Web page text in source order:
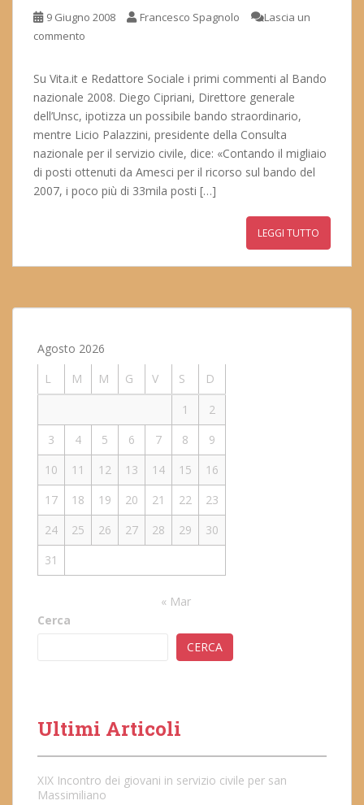
9 Giugno 2008 Francesco Spagnolo
Lascia un
commento
Su Vita.it e Redattore Sociale i primi commenti al Bando
nazionale 2008. Diego Cipriani, Direttore generale
dell’Unsc, ipotizza un possibile bando straordinario,
mentre Licio Palazzini, presidente della Consulta
nazionale per il servizio civile, dice: «Contando il migliaio
di posti ottenuti da Amesci per il ricorso sul bando del
2007, i poco più di 33mila posti […]
LEGGI TUTTO
Agosto 2026
L
M M G V S
D
1
2
3
4 5 6 7 8
9
10
11 12 13 14 15
16
17
18 19 20 21 22
23
24
25 26 27 28 29
30
31
« Mar
Cerca
CERCA
Ultimi Articoli
XIX Incontro dei giovani in servizio civile per san
Massimiliano